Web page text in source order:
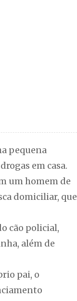
pequena
em casa.
um homem de
domiciliar, que
cão policial,
além de
pai, o